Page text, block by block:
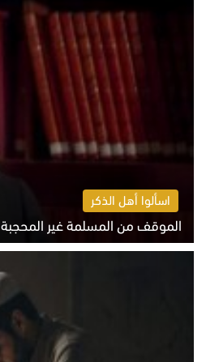
اسألوا أهل الذكر
الموقف من المسلمة غير المحجبة
الخميس 6 أغسطس 2026 10:45 ص